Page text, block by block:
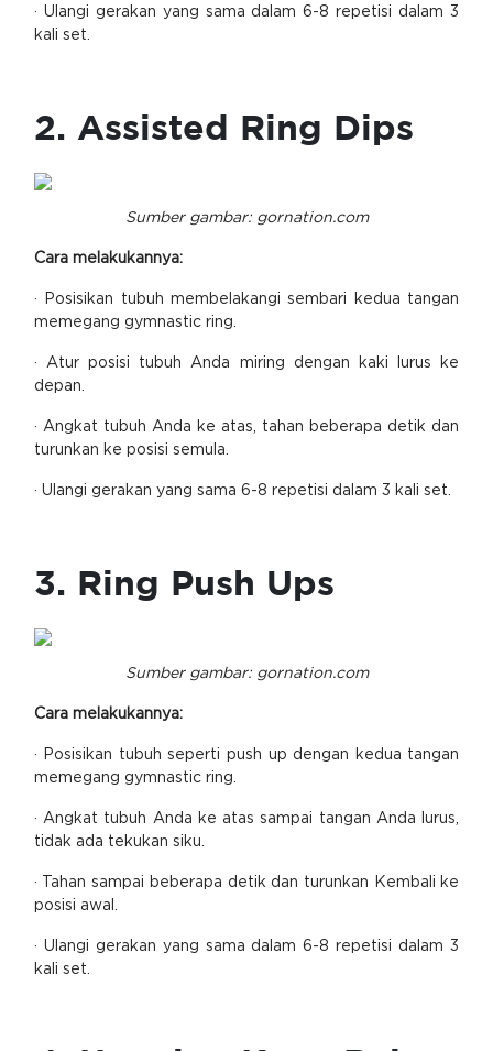
· Ulangi gerakan yang sama dalam 6-8 repetisi dalam 3
kali set.
2. Assisted Ring Dips
Sumber gambar: gornation.com
Cara melakukannya:
· Posisikan tubuh membelakangi sembari kedua tangan
memegang gymnastic ring.
· Atur posisi tubuh Anda miring dengan kaki lurus ke
depan.
· Angkat tubuh Anda ke atas, tahan beberapa detik dan
turunkan ke posisi semula.
· Ulangi gerakan yang sama 6-8 repetisi dalam 3 kali set.
3. Ring Push Ups
Sumber gambar: gornation.com
Cara melakukannya:
· Posisikan tubuh seperti push up dengan kedua tangan
memegang gymnastic ring.
· Angkat tubuh Anda ke atas sampai tangan Anda lurus,
tidak ada tekukan siku.
· Tahan sampai beberapa detik dan turunkan Kembali ke
posisi awal.
· Ulangi gerakan yang sama dalam 6-8 repetisi dalam 3
kali set.